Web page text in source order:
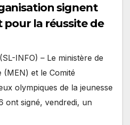
signent
la réussite de
INFO) – Le ministère de
(MEN) et le Comité
olympiques de la jeunesse
ont signé, vendredi, un